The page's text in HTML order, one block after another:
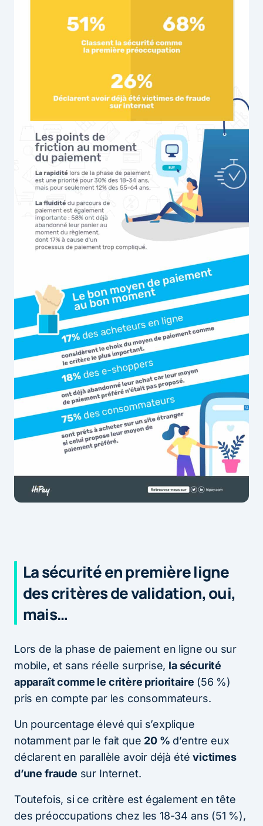
La sécurité en première ligne
des critères de validation, oui,
mais…
Lors de la phase de paiement en ligne ou sur
mobile, et sans réelle surprise, la sécurité
apparaît comme le critère prioritaire (56 %)
pris en compte par les consommateurs.
Un pourcentage élevé qui s’explique
notamment par le fait que 20 % d’entre eux
déclarent en parallèle avoir déjà étévictimes
d’une fraude sur Internet.
Toutefois, si ce critère est également en tête
des préoccupations chez les 18-34 ans (51 %),